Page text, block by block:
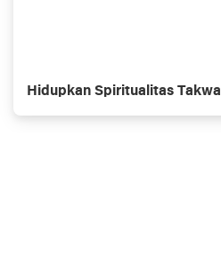
Hidupkan Spiritualitas Takwa